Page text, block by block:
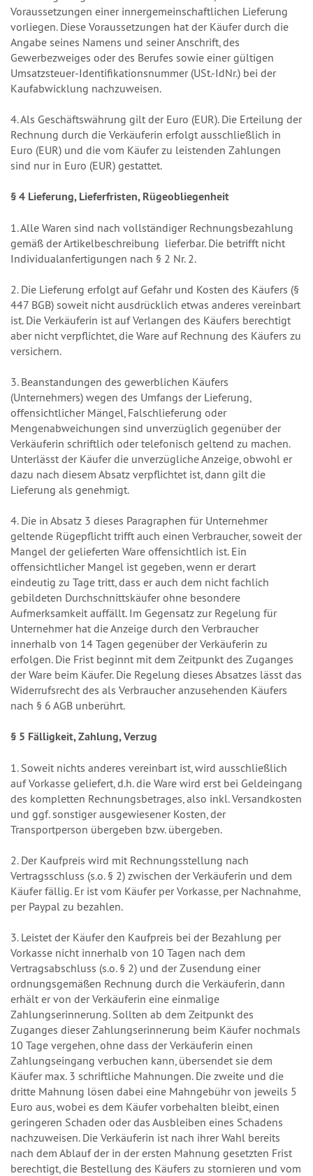
Voraussetzungen einer innergemeinschaftlichen Lieferung
vorliegen. Diese Voraussetzungen hat der Käufer durch die
Angabe seines Namens und seiner Anschrift, des
Gewerbezweiges oder des Berufes sowie einer gültigen
Umsatzsteuer-Identifikationsnummer (USt.-IdNr.) bei der
Kaufabwicklung nachzuweisen.
4. Als Geschäftswährung gilt der Euro (EUR). Die Erteilung der
Rechnung durch die Verkäuferin erfolgt ausschließlich in
Euro (EUR) und die vom Käufer zu leistenden Zahlungen
sind nur in Euro (EUR) gestattet.
§ 4 Lieferung, Lieferfristen, Rügeobliegenheit
1. Alle Waren sind nach vollständiger Rechnungsbezahlung
gemäß der Artikelbeschreibung lieferbar. Die betrifft nicht
Individualanfertigungen nach § 2 Nr. 2.
2. Die Lieferung erfolgt auf Gefahr und Kosten des Käufers (§
447 BGB) soweit nicht ausdrücklich etwas anderes vereinbart
ist. Die Verkäuferin ist auf Verlangen des Käufers berechtigt
aber nicht verpflichtet, die Ware auf Rechnung des Käufers zu
versichern.
3. Beanstandungen des gewerblichen Käufers
(Unternehmers) wegen des Umfangs der Lieferung,
offensichtlicher Mängel, Falschlieferung oder
Mengenabweichungen sind unverzüglich gegenüber der
Verkäuferin schriftlich oder telefonisch geltend zu machen.
Unterlässt der Käufer die unverzügliche Anzeige, obwohl er
dazu nach diesem Absatz verpflichtet ist, dann gilt die
Lieferung als genehmigt.
4. Die in Absatz 3 dieses Paragraphen für Unternehmer
geltende Rügepflicht trifft auch einen Verbraucher, soweit der
Mangel der gelieferten Ware offensichtlich ist. Ein
offensichtlicher Mangel ist gegeben, wenn er derart
eindeutig zu Tage tritt, dass er auch dem nicht fachlich
gebildeten Durchschnittskäufer ohne besondere
Aufmerksamkeit auffällt. Im Gegensatz zur Regelung für
Unternehmer hat die Anzeige durch den Verbraucher
innerhalb von 14 Tagen gegenüber der Verkäuferin zu
erfolgen. Die Frist beginnt mit dem Zeitpunkt des Zuganges
der Ware beim Käufer. Die Regelung dieses Absatzes lässt das
Widerrufsrecht des als Verbraucher anzusehenden Käufers
nach § 6 AGB unberührt.
§ 5 Fälligkeit, Zahlung, Verzug
1. Soweit nichts anderes vereinbart ist, wird ausschließlich
auf Vorkasse geliefert, d.h. die Ware wird erst bei Geldeingang
des kompletten Rechnungsbetrages, also inkl. Versandkosten
und ggf. sonstiger ausgewiesener Kosten, der
Transportperson übergeben bzw. übergeben.
2. Der Kaufpreis wird mit Rechnungsstellung nach
Vertragsschluss (s.o. § 2) zwischen der Verkäuferin und dem
Käufer fällig. Er ist vom Käufer per Vorkasse, per Nachnahme,
per Paypal zu bezahlen.
3. Leistet der Käufer den Kaufpreis bei der Bezahlung per
Vorkasse nicht innerhalb von 10 Tagen nach dem
Vertragsabschluss (s.o. § 2) und der Zusendung einer
ordnungsgemäßen Rechnung durch die Verkäuferin, dann
erhält er von der Verkäuferin eine einmalige
Zahlungserinnerung. Sollten ab dem Zeitpunkt des
Zuganges dieser Zahlungserinnerung beim Käufer nochmals
10 Tage vergehen, ohne dass der Verkäuferin einen
Zahlungseingang verbuchen kann, übersendet sie dem
Käufer max. 3 schriftliche Mahnungen. Die zweite und die
dritte Mahnung lösen dabei eine Mahngebühr von jeweils 5
Euro aus, wobei es dem Käufer vorbehalten bleibt, einen
geringeren Schaden oder das Ausbleiben eines Schadens
nachzuweisen. Die Verkäuferin ist nach ihrer Wahl bereits
nach dem Ablauf der in der ersten Mahnung gesetzten Frist
berechtigt, die Bestellung des Käufers zu stornieren und vom